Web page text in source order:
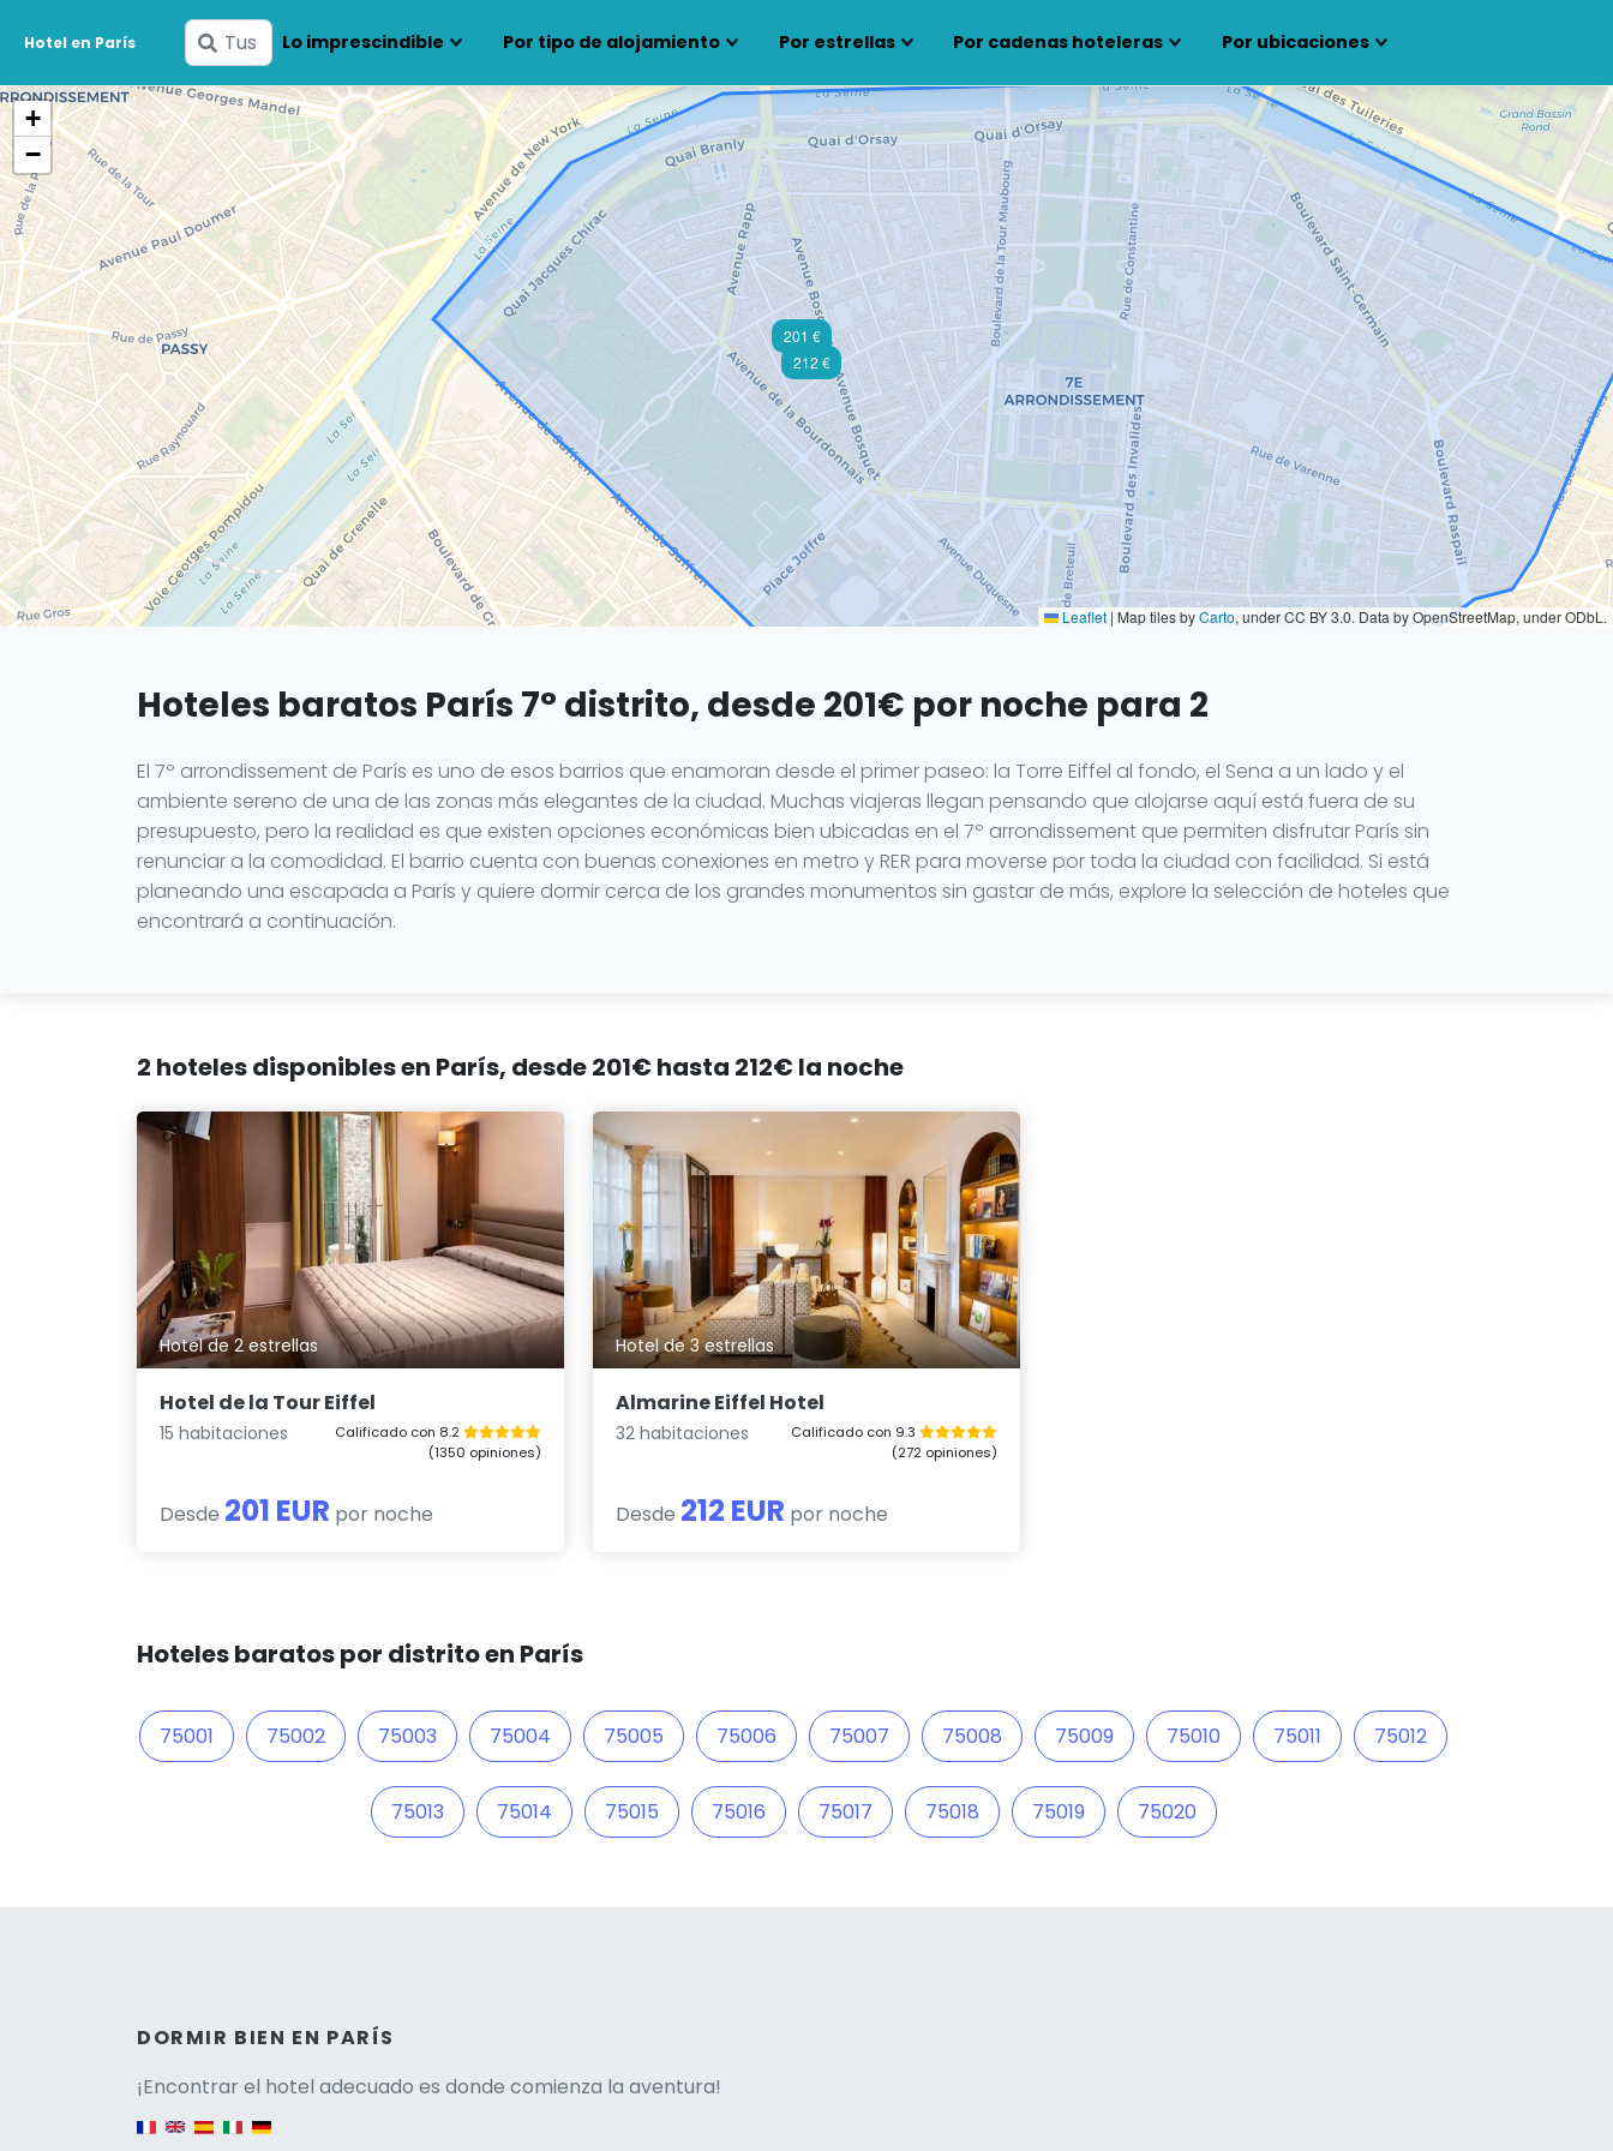
Hotel en París
Ingresa
tus
fechas
Lo imprescindible Por tipo de alojamiento Por estrellas Por cadenas hoteleras Por ubicaciones
201 €
212 €
+
−
Leaflet | Map tiles byCarto, under CC BY 3.0. Data by OpenStreetMap, under ODbL.
Hoteles baratos París 7° distrito, desde 201€ por noche para 2
El 7º arrondissement de París es uno de esos barrios que enamoran desde el primer paseo: la Torre Eiffel al fondo, el Sena a un lado y el
ambiente sereno de una de las zonas más elegantes de la ciudad. Muchas viajeras llegan pensando que alojarse aquí está fuera de su
presupuesto, pero la realidad es que existen opciones económicas bien ubicadas en el 7º arrondissement que permiten disfrutar París sin
renunciar a la comodidad. El barrio cuenta con buenas conexiones en metro y RER para moverse por toda la ciudad con facilidad. Si está
planeando una escapada a París y quiere dormir cerca de los grandes monumentos sin gastar de más, explore la selección de hoteles que
encontrará a continuación.
2 hoteles disponibles en París, desde 201€ hasta 212€ la noche
Hotel de 2 estrellas
Hotel de la Tour Eiffel
15 habitaciones
Calificado con 8.2
(1350 opiniones)
Desde 201 EUR por noche
Hotel de 3 estrellas
Almarine Eiffel Hotel
32 habitaciones
Calificado con 9.3
(272 opiniones)
Desde 212 EUR por noche
Hoteles baratos por distrito en París
75001 75002 75003 75004 75005 75006 75007 75008 75009 75010 75011 75012
75013 75014 75015 75016 75017 75018 75019 75020
DORMIR BIEN EN PARÍS
¡Encontrar el hotel adecuado es donde comienza la aventura!
Versione italiana